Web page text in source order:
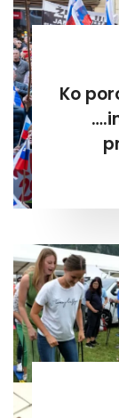
Ko
….in